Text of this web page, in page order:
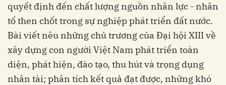
quyết định đến chất lượng nguồn nhân lực - nhân
tố then chốt trong sự nghiệp phát triển đất nước.
Bài viết nêu những chủ trương của Đại hội XIII về
xây dựng con người Việt Nam phát triển toàn
diện, phát hiện, đào tạo, thu hút và trọng dụng
nhân tài; phân tích kết quả đạt được, những khó